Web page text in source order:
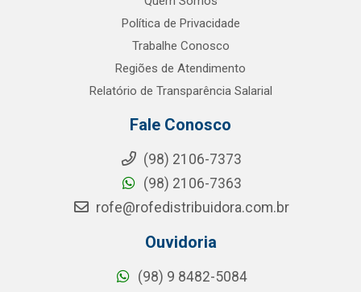
Política de Privacidade
Trabalhe Conosco
Regiões de Atendimento
Relatório de Transparência Salarial
Fale Conosco
(98) 2106-7373
(98) 2106-7363
rofe@rofedistribuidora.com.br
Ouvidoria
(98) 9 8482-5084